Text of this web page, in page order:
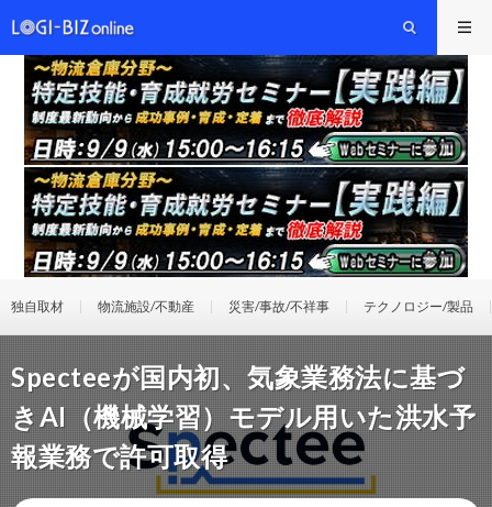
独自取材 物流施設/不動産 災害/事故/不祥事 テクノロジー/製品
Specteeが国内初、気象業務法に基づ
きAI（機械学習）モデル用いた洪水予
報業務で許可取得